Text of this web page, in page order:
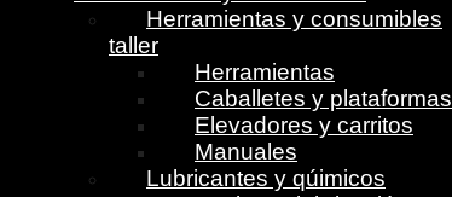
Herramientas y consumibles
taller
Herramientas
Caballetes y plataformas
Elevadores y carritos
Manuales
Lubricantes y qúimicos